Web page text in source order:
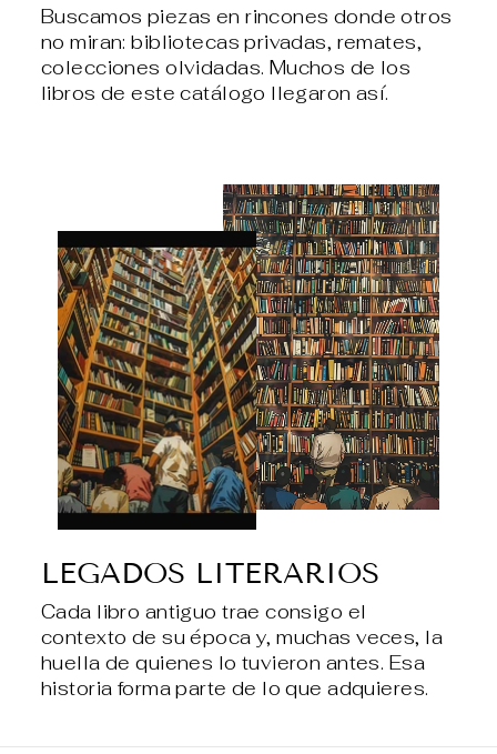
Buscamos piezas en rincones donde otros
no miran: bibliotecas privadas, remates,
colecciones olvidadas. Muchos de los
libros de este catálogo llegaron así.
LEGADOS LITERARIOS
Cada libro antiguo trae consigo el
contexto de su época y, muchas veces, la
huella de quienes lo tuvieron antes. Esa
historia forma parte de lo que adquieres.